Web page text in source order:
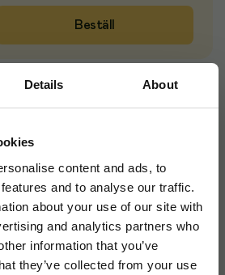
Details About
content and ads, to
and to analyse our traffic.
about your use of our site with
and analytics partners who
information that you’ve
they’ve collected from your use
Beställ
Du kan köpa till band som duhittar
40